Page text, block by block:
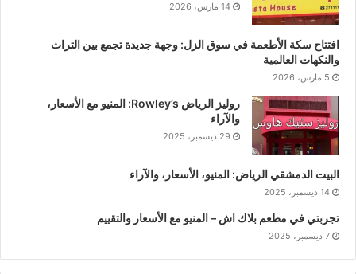
14 مارس، 2026
افتتاح سكة الأطعمة في سوق الزل: وجهة جديدة تجمع بين التراث
والنكهات العالمية
5 مارس، 2026
روليز الرياض Rowley’s: المنيو مع الأسعار،
والآراء
29 ديسمبر، 2025
البيت الدمشقي الرياض: المنيو، الأسعار، والآراء
14 ديسمبر، 2025
تجربتي في مطعم بلاك اش – المنيو مع الأسعار والتقييم
7 ديسمبر، 2025